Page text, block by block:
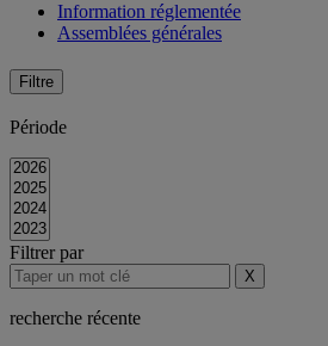
Information réglementée
Assemblées générales
Filtre
Période
Filtrer par
X
recherche récente